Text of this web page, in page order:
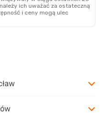
ich uważać za ostateczną
i ceny mogą ulec